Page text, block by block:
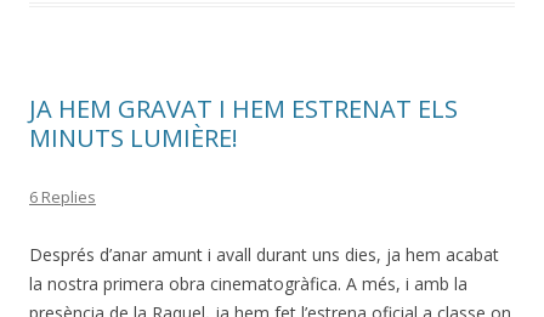
JA HEM GRAVAT I HEM ESTRENAT ELS
MINUTS LUMIÈRE!
6 Replies
Després d’anar amunt i avall durant uns dies, ja hem acabat
la nostra primera obra cinematogràfica. A més, i amb la